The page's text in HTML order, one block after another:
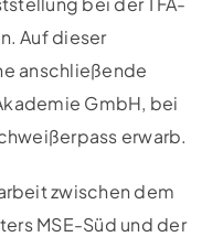
Auf dieser
anschließende
GmbH, bei
erwarb.
zwischen dem
MSE-Süd und der